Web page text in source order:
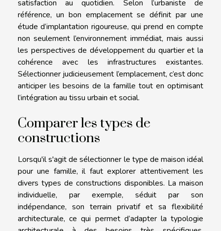
satisfaction au quotidien. Selon l’urbaniste de
référence, un bon emplacement se définit par une
étude d’implantation rigoureuse, qui prend en compte
non seulement l’environnement immédiat, mais aussi
les perspectives de développement du quartier et la
cohérence avec les infrastructures existantes.
Sélectionner judicieusement l’emplacement, c’est donc
anticiper les besoins de la famille tout en optimisant
l’intégration au tissu urbain et social.
Comparer les types de
constructions
Lorsqu'il s'agit de sélectionner le type de maison idéal
pour une famille, il faut explorer attentivement les
divers types de constructions disponibles. La maison
individuelle, par exemple, séduit par son
indépendance, son terrain privatif et sa flexibilité
architecturale, ce qui permet d’adapter la typologie